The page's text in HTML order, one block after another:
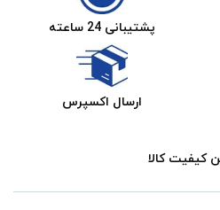
پشتیبانی 24 ساعته
ارسال اکسپرس
کیفیت کالا